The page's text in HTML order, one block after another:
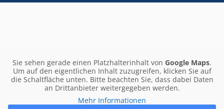
Sie sehen gerade einen Platzhalterinhalt von Google Maps.
Um auf den eigentlichen Inhalt zuzugreifen, klicken Sie auf
die Schaltfläche unten. Bitte beachten Sie, dass dabei Daten
an Drittanbieter weitergegeben werden.
Mehr Informationen